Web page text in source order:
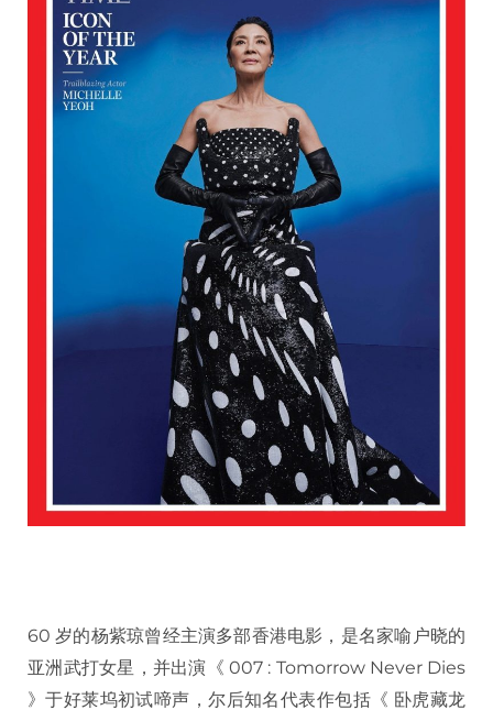
60 岁的杨紫琼曾经主演多部香港电影，是名家喻户晓的
亚洲武打女星，并出演《 007 : Tomorrow Never Dies
》于好莱坞初试啼声，尔后知名代表作包括《 卧虎藏龙